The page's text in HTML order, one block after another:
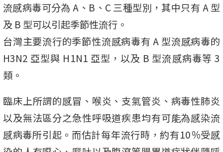
流感病毒可分為 A、B、C 三種型別，其中只有 A 型
及 B 型可以引起季節性流行。
台灣主要流行的季節性流感病毒有 A 型流感病毒的
H3N2 亞型與 H1N1 亞型，以及 B 型流感病毒等 3
類。
臨床上所謂的感冒、喉炎、支氣管炎、病毒性肺炎
以及無法區分之急性呼吸道疾患均有可能為感染流
感病毒所引起。而估計每年流行時，約有10％受感